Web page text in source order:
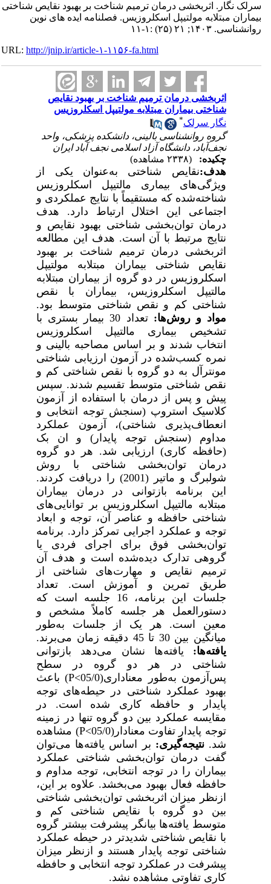
سرلک نگار. اثربخشی درمان ترمیم شناخت بر بهبود نقایص شناختی
بیماران مبتلابه مولتیپل اسکلروزیس. فصلنامه ایده های نوین
روانشناسی. ۱۴۰۳; ۲۱ (۲۵) :۱-۱۱
URL:http://jnip.ir/article-۱-۱۱۵۶-fa.html
اثربخشی درمان ترمیم شناخت بر بهبود نقایص
شناختی بیماران مبتلابه مولتیپل اسکلروزیس
نگار سرلک*
گروه روانشناسی بالینی، دانشکده پزشکی، واحد
نجف‌آباد، دانشگاه آزاد اسلامی نجف آباد ایران
چکیده:
هدف:نقایص شناختی به‌عنوان یکی از
ویژگی‌های بیماری مالتیپل اسکلروزیس
شناخته‌شده که مستقیماً با نتایج عملکردی و
اجتماعی این اختلال ارتباط دارد. هدف
درمان توان‌بخشی شناختی بهبود نقایص و
نتایج مرتبط با آن است. هدف این مطالعه
اثربخشی درمان ترمیم شناخت بر بهبود
نقایص شناختی بیماران مبتلابه مولتیپل
اسکلروزیس در دو گروه از بیماران مبتلابه
مالتیپل اسکلروزیس، بیماران با نقص
شناختی کم و نقص شناختی متوسط بود.
مواد و روش‌ها:
تعداد 30 بیمار بستری با
تشخیص بیماری مالتیپل اسکلروزیس
انتخاب شدند و بر اساس مصاحبه بالینی و
نمره کسب‌شده در آزمون ارزیابی شناختی
مونترآل به دو گروه با نقص شناختی کم و
نقص شناختی متوسط تقسیم شدند. سپس
پیش و پس از درمان با استفاده از آزمون
کلاسیک استروپ (سنجش توجه انتخابی و
انعطاف‌پذیری شناختی)، آزمون عملکرد
مداوم (سنجش توجه پایدار) و ان بک
(حافظه کاری) ارزیابی شد. هر دو گروه
درمان توان‌بخشی شناختی با روش
شولبرگ و ماتیر (2001) را دریافت کردند.
این برنامه بازتوانی در درمان بیماران
مبتلابه مالتیپل اسکلروزیس بر توانایی‌های
شناختی حافظه و عناصر آن، توجه و ابعاد
توجه و عملکرد اجرایی تمرکز دارد. برنامه
توان‌بخشی فوق برای اجرای فردی یا
گروهی تدارک دیده‌شده است و هدف آن
ترمیم نقایص و مهارت‌های شناختی از
طریق تمرین و آموزش است. تعداد
جلسات این برنامه، 16 جلسه است که
دستورالعمل هر جلسه کاملاً مشخص و
معین است. هر یک از جلسات به‌طور
میانگین بین 30 تا 45 دقیقه زمان می‌برند.
یافته‌ها:یافته‌ها نشان می‌دهد بازتوانی
شناختی در هر دو گروه در سطح
پس‌آزمون به‌طور معناداری(05/0>
P) باعث
بهبود عملکرد شناختی در حیطه‌های توجه
پایدار و حافظه کاری شده است. در
مقایسه عملکرد بین دو گروه تنها در زمینه
توجه پایدار تفاوت معنادار(05/0>
P
) مشاهده
شد.نتیجه‌گیری:بر اساس یافته‌ها می‌توان
گفت درمان توان‌بخشی شناختی عملکرد
بیماران را در توجه انتخابی، توجه مداوم و
حافظه فعال بهبود می‌‌‌بخشد. علاوه بر این،
ازنظر میزان اثربخشی توان‌بخشی شناختی
بین دو گروه با نقایص شناختی کم و
متوسط یافته‌ها بیانگر پیشرفت بیشتر گروه
با نقایص شناختی شدیدتر در حیطه عملکرد
شناختی توجه پایدار هستند و ازنظر میزان
پیشرفت در عملکرد توجه انتخابی و حافظه
کاری تفاوتی مشاهده نشد.